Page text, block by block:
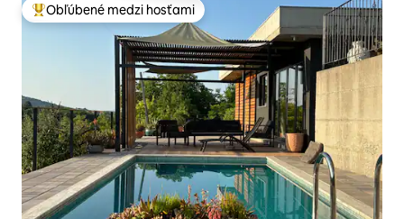
Najobľúbenejšie medzi hosťami
Obľúbené medzi hosťami